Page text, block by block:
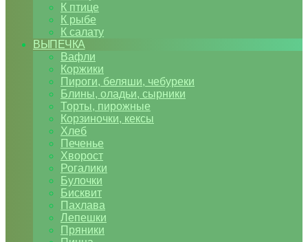
К птице
К рыбе
К салату
ВЫПЕЧКА
Вафли
Коржики
Пироги, беляши, чебуреки
Блины, оладьи, сырники
Торты, пирожные
Корзиночки, кексы
Хлеб
Печенье
Хворост
Рогалики
Булочки
Бисквит
Пахлава
Лепешки
Пряники